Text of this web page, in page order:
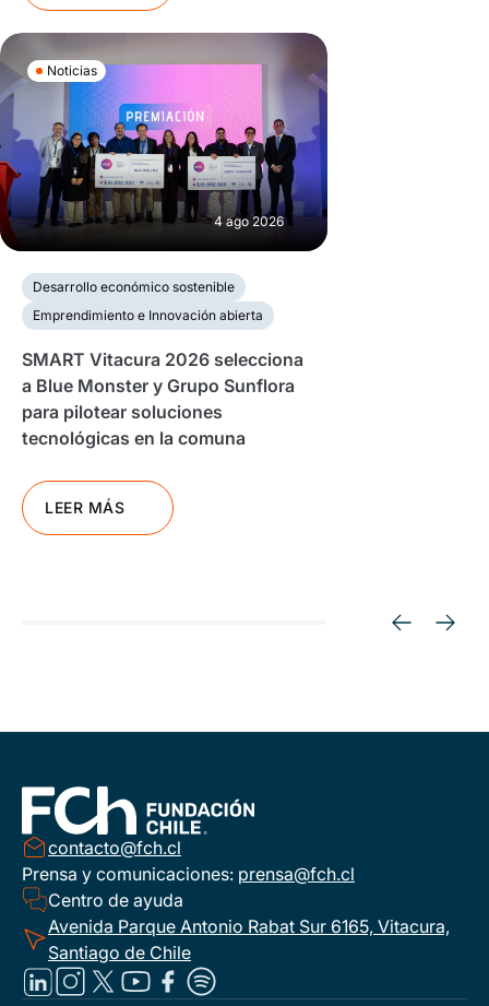
Noticias
4 ago 2026
Desarrollo económico sostenible
Emprendimiento e Innovación abierta
SMART Vitacura 2026 selecciona
a Blue Monster y Grupo Sunflora
para pilotear soluciones
tecnológicas en la comuna
LEER MÁS
contacto@fch.cl
Prensa y comunicaciones: prensa@fch.cl
Centro de ayuda
Avenida Parque Antonio Rabat Sur 6165, Vitacura,
Santiago de Chile